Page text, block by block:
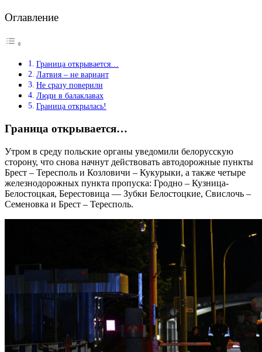
Оглавление
Граница открывается…
Латвия – не вариант
Не сразу поверили
Люди в балаклавах
Граница открылась!
Граница открывается…
Утром в среду польские органы уведомили белорусскую
сторону, что снова начнут действовать автодорожные пункты
Брест – Тересполь и Козловичи – Кукурыки, а также четыре
железнодорожных пункта пропуска: Гродно – Кузница-
Белостоцкая, Берестовица — Зубки Белостоцкие, Свислочь –
Семеновка и Брест – Тересполь.